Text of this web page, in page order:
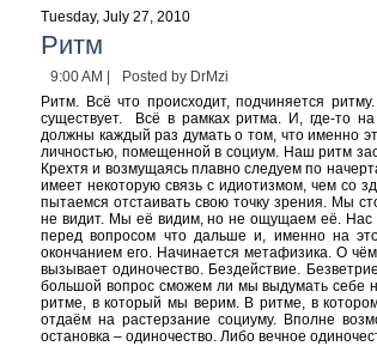
Tuesday, July 27, 2010
Ритм
9:00 AM |
Posted by DrMzi
Ритм. Всё что происходит, подчиняется
существует.
Всё в рамках ритма. И, где-то
должны каждый раз думать о том, что именно
личностью, помещенной в социум. Наш ритм
Крехтя и возмущаясь плавно следуем по
имеет некоторую связь с идиотизмом, чем со
пытаемся отстаивать свою точку зрения. Мы
не видит. Мы её видим, но не ощущаем её. Нас
перед вопросом что дальше и, именно на
окончанием его. Начинается метафизика. О
вызывает одиночество. Бездействие.
большой вопрос сможем ли мы выдумать себе
ритме, в который мы верим. В ритме, в
отдаём на растерзание социуму. Вполне
остановка – одиночество. Либо вечное